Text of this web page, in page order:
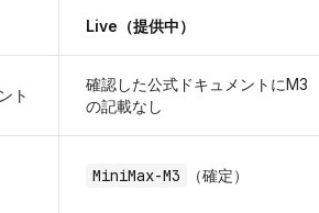
Live（提供中）
ト
確認した公式ドキュメントにM3
の記載なし
MiniMax-M3 （確定）